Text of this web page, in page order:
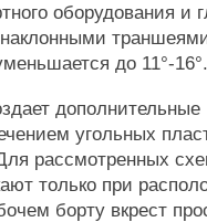
оборудования и
до 11°-
дополнительные
угольных
рассмотренных
только при
борту вкрест